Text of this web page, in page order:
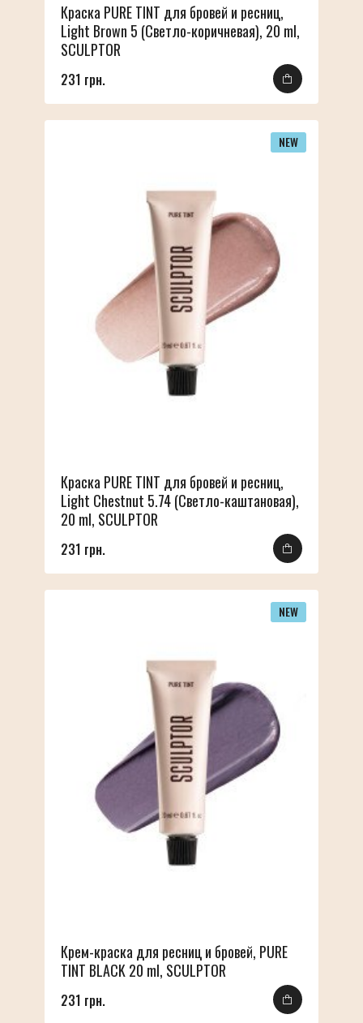
Краска PURE TINT для бровей и ресниц,
Light Brown 5 (Светло-коричневая), 20 ml,
SCULPTOR
231 грн.
NEW
Краска PURE TINT для бровей и ресниц,
Light Chestnut 5.74 (Светло-каштановая),
20 ml, SCULPTOR
231 грн.
NEW
Крем-краска для ресниц и бровей, PURE
TINT BLACK 20 ml, SCULPTOR
231 грн.